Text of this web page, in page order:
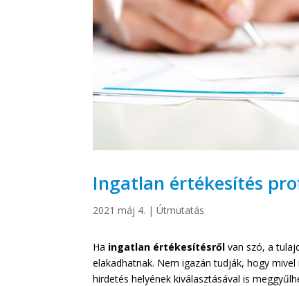
Ingatlan értékesítés
2021 máj 4. |Útmutatás
Ha ingatlan értékesítésről van szó, a
elakadhatnak. Nem igazán tudják, hogy
hirdetés helyének kiválasztásával is